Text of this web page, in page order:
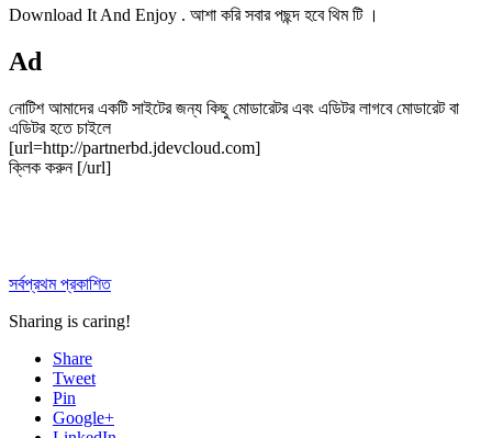
Download It And Enjoy . আশা করি সবার পছন্দ হবে থিম টি ।
Ad
নোটিশ আমাদের একটি সাইটের জন্য কিছু মোডারেটর এবং এডিটর লাগবে মোডারেট বা
এডিটর হতে চাইলে
[url=http://partnerbd.jdevcloud.com]
ক্লিক করুন [/url]
সর্বপ্রথম প্রকাশিত
Sharing is caring!
Share
Tweet
Pin
Google+